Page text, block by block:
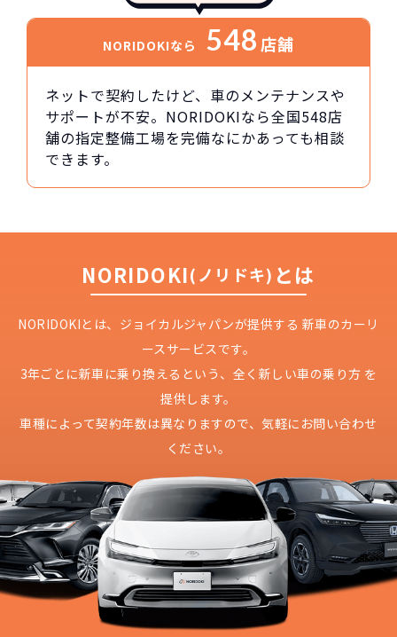
NORIDOKIなら 548店舗
ネットで契約したけど、車のメンテナンスや
サポートが不安。NORIDOKIなら全国548店
舗の指定整備工場を完備なにかあっても相談
できます。
NORIDOKI(ノリドキ) とは
NORIDOKIとは、ジョイカルジャパンが提供する 新車のカーリ
ースサービスです。
3年ごとに新車に乗り換えるという、 全く新しい車の乗り方 を
提供します。
車種によって契約年数は異なりますので、気軽にお問い合わせ
ください。